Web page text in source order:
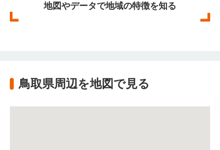
地図やデータで地域の特徴を知る
鳥取県周辺を地図で見る